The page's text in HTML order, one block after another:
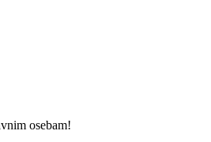
osebam!